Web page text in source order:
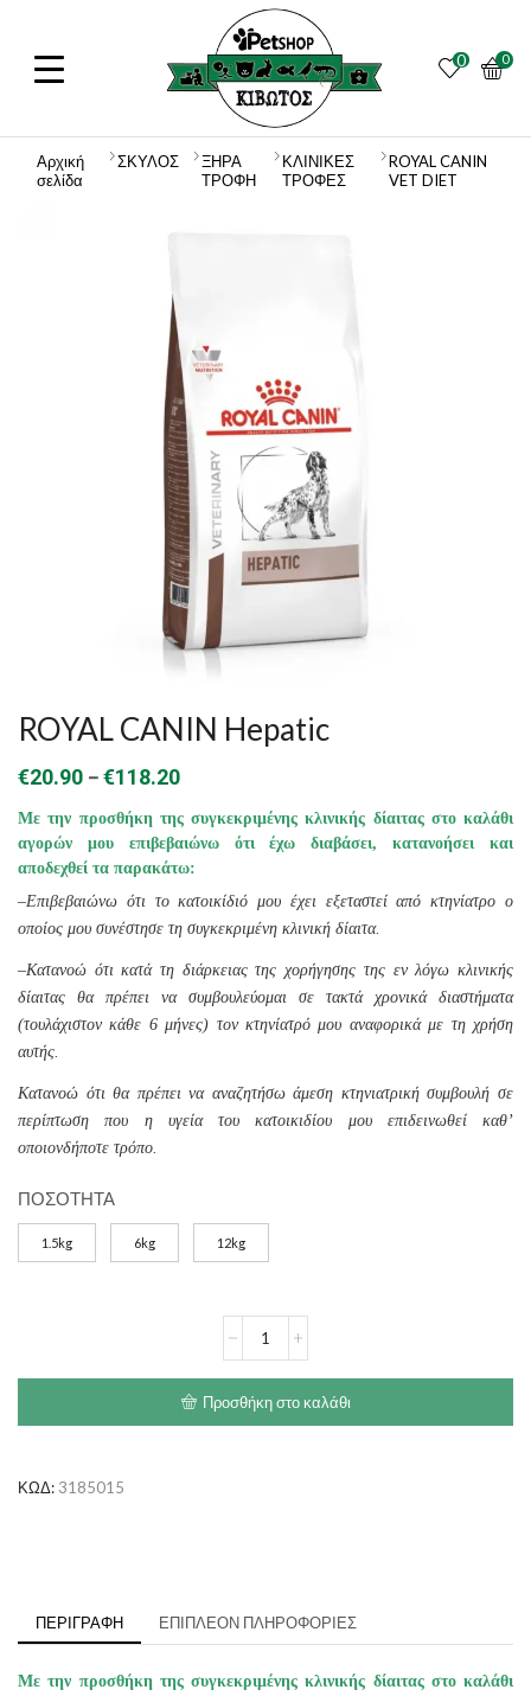
0 0
Αρχική
σελίδα
ΣΚΥΛΟΣ
ΞΗΡΑ
ΤΡΟΦΗ
ΚΛΙΝΙΚΕΣ
ΤΡΟΦΕΣ
ROYAL CANIN
VET DIET
ROYAL CANIN Hepatic
€20.90 –€118.20Price
range:
€20.90
through
€118.20
Με την προσθήκη της συγκεκριμένης κλινικής δίαιτας στο καλάθι
αγορών μου επιβεβαιώνω ότι έχω διαβάσει, κατανοήσει και
αποδεχθεί τα παρακάτω:
–Επιβεβαιώνω ότι το κατοικίδιό μου έχει εξεταστεί από κτηνίατρο ο
οποίος μου συνέστησε τη συγκεκριμένη κλινική δίαιτα.
–Κατανοώ ότι κατά τη διάρκειας της χορήγησης της εν λόγω κλινικής
δίαιτας θα πρέπει να συμβουλεύομαι σε τακτά χρονικά διαστήματα
(τουλάχιστον κάθε 6 μήνες) τον κτηνίατρό μου αναφορικά με τη χρήση
αυτής.
Κατανοώ ότι θα πρέπει να αναζητήσω άμεση κτηνιατρική συμβουλή σε
περίπτωση που η υγεία του κατοικιδίου μου επιδεινωθεί καθ’
οποιονδήποτε τρόπο.
ΠΟΣΟΤΗΤΑ
1.5kg 6kg 12kg
CANIN
Προσθήκη στο καλάθι
ΚΩΔ: 3185015
ΠΕΡΙΓΡΑΦΉ ΕΠΙΠΛΈΟΝ ΠΛΗΡΟΦΟΡΊΕΣ
Με την προσθήκη της συγκεκριμένης κλινικής δίαιτας στο καλάθι